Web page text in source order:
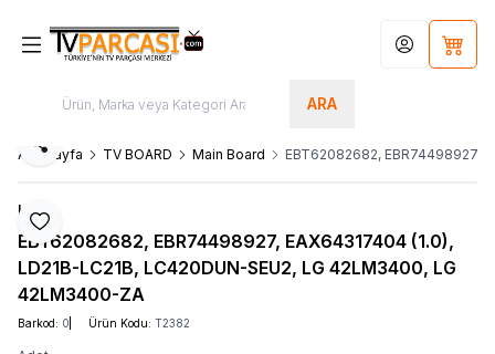
ARA
Hesabım
Ana Sayfa TV BOARD Main Board EBT62082682, EBR74498927,
Favoriye Ekle
Paylaş
LG
EBT62082682, EBR74498927, EAX64317404 (1.0),
LD21B-LC21B, LC420DUN-SEU2, LG 42LM3400, LG
42LM3400-ZA
Barkod: 0 Ürün Kodu: T2382